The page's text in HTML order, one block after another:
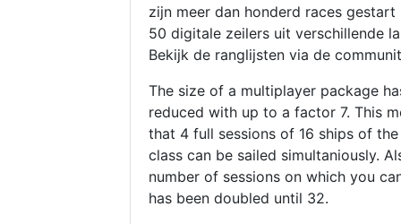
zijn meer dan honderd races gestart
50 digitale zeilers uit verschillende
Bekijk de ranglijsten via de
The size of a multiplayer package
reduced with up to a factor 7. This
that 4 full sessions of 16 ships of
class can be sailed simultaniously.
number of sessions on which you
has been doubled until 32.